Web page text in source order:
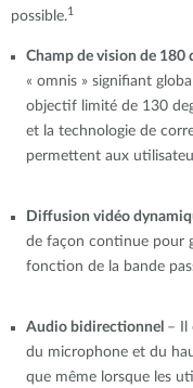
possible.1
Champ de vision de 180
« omnis » signifiant
objectif limité de 130
et la technologie de
permettent aux
Diffusion vidéo
de façon continue pour
fonction de la bande
Audio bidirectionnel –
du microphone et du
que même lorsque les